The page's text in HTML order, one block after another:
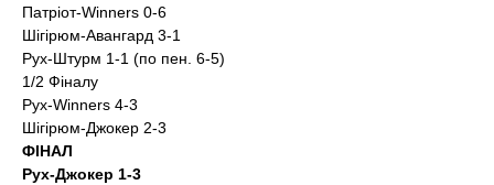
Патріот-Winners 0-6
Шігірюм-Авангард 3-1
Рух-Штурм 1-1 (по пен. 6-5)
1/2 Фіналу
Рух-Winners 4-3
Шігірюм-Джокер 2-3
ФІНАЛ
Рух-Джокер 1-3